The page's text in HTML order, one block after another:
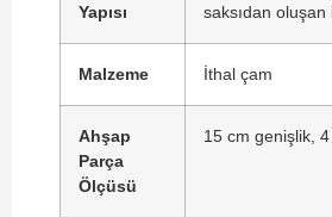
Yapısı
saksıdan
Malzeme İthal çam
Ahşap
Parça
Ölçüsü
15 cm genişlik, 4